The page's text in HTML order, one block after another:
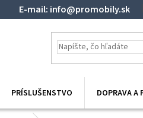
E-mail: info@promobily.sk
PRÍSLUŠENSTVO DOPRAVA A